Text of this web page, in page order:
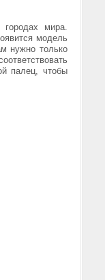
мира.
модель
нужно только
палец, чтобы